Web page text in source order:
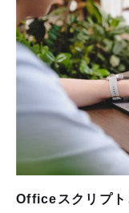
Officeスクリプト